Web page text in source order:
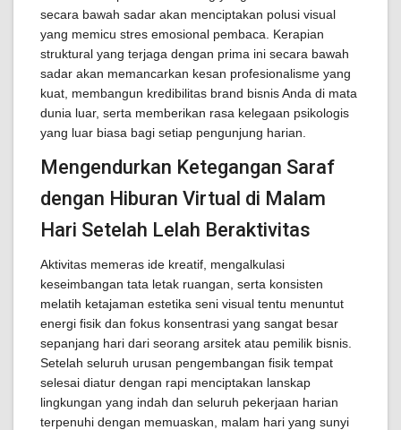
secara bawah sadar akan menciptakan polusi visual
yang memicu stres emosional pembaca. Kerapian
struktural yang terjaga dengan prima ini secara bawah
sadar akan memancarkan kesan profesionalisme yang
kuat, membangun kredibilitas brand bisnis Anda di mata
dunia luar, serta memberikan rasa kelegaan psikologis
yang luar biasa bagi setiap pengunjung harian.
Mengendurkan Ketegangan Saraf
dengan Hiburan Virtual di Malam
Hari Setelah Lelah Beraktivitas
Aktivitas memeras ide kreatif, mengalkulasi
keseimbangan tata letak ruangan, serta konsisten
melatih ketajaman estetika seni visual tentu menuntut
energi fisik dan fokus konsentrasi yang sangat besar
sepanjang hari dari seorang arsitek atau pemilik bisnis.
Setelah seluruh urusan pengembangan fisik tempat
selesai diatur dengan rapi menciptakan lanskap
lingkungan yang indah dan seluruh pekerjaan harian
terpenuhi dengan memuaskan, malam hari yang sunyi